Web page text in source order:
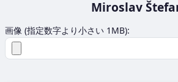
Miroslav
画像 (指定数字より小さい 1MB):